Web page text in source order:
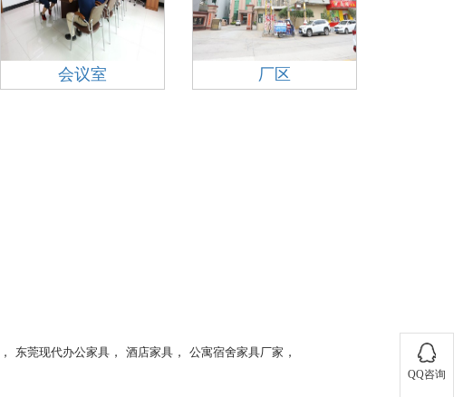
会议室 厂区
， 东莞现代办公家具 ， 酒店家具 ， 公寓宿舍家具厂家 ，
QQ咨询